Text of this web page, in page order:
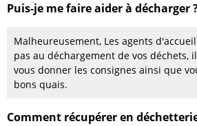
Puis-je me faire aider à décharger
Malheureusement, Les agents
pas au déchargement de vos déchets,
vous donner les consignes ainsi que
bons quais.
Comment récupérer en